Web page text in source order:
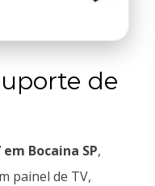
de
Bocaina SP,
painel de TV,